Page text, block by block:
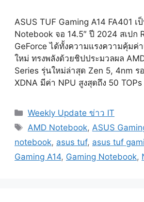
ASUS TUF Gaming A14 FA401 เ
Notebook จอ 14.5″ ปี 2024 สเปก
GeForce ได้ทั้งความแรงความคุ้มค่
ใหม่ ทรงพลังด้วยชิปประมวลผล
Series รุ่นใหม่ล่าสุด Zen 5, 4nm ร
XDNA มีค่า NPU สูงสุดถึง 50 TOPs
Categories
Weekly Update ข่าว IT
Tags
AMD Notebook, ASUS
notebook, asus tuf, asus tuf
Gaming A14, Gaming Notebook,